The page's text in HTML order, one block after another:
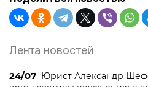
Лента новостей
24/07 Юрист Александр